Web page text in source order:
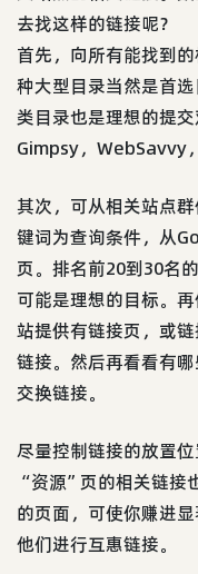
去找这样的链接呢？
首先，向所有能找到
种大型目录当然是首
类目录也是理想的提
Gimpsy，WebSavvy
其次，可从相关站点
键词为查询条件，从
页。排名前20到30名
可能是理想的目标。
站提供有链接页，或
链接。然后再看看有
交换链接。
尽量控制链接的放置
“资源”页的相关链接
的页面，可使你赚进
他们进行互惠链接。